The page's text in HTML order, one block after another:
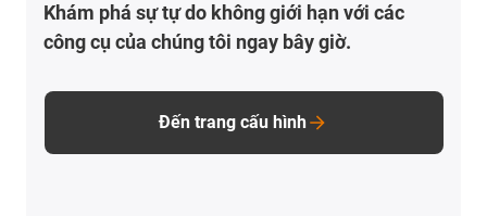
Khám phá sự tự do không giới hạn với các
công cụ của chúng tôi ngay bây giờ.
Đến trang cấu hình